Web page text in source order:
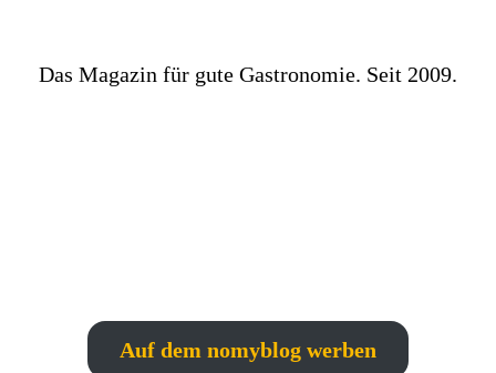
Das Magazin für gute Gastronomie. Seit 2009.
Auf dem nomyblog werben